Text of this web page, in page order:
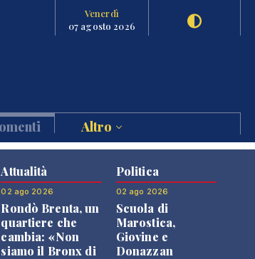
Venerdì
07 agosto 2026
Altro
Attualità
02 ago 2026
Rondò Brenta, un
quartiere che
cambia: «Non
siamo il Bronx di
Politica
02 ago 2026
Scuola di
Marostica,
Giovine e
Donazzan